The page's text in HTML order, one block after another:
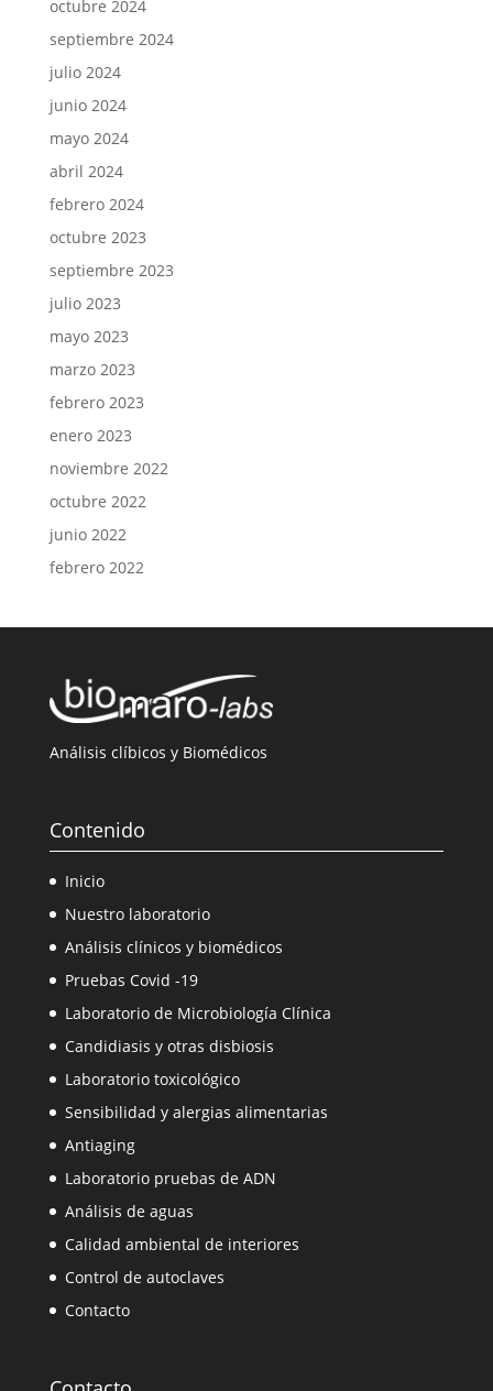
octubre 2024
septiembre 2024
julio 2024
junio 2024
mayo 2024
abril 2024
febrero 2024
octubre 2023
septiembre 2023
julio 2023
mayo 2023
marzo 2023
febrero 2023
enero 2023
noviembre 2022
octubre 2022
junio 2022
febrero 2022
Análisis clíbicos y Biomédicos
Contenido
Inicio
Nuestro laboratorio
Análisis clínicos y biomédicos
Pruebas Covid -19
Laboratorio de Microbiología Clínica
Candidiasis y otras disbiosis
Laboratorio toxicológico
Sensibilidad y alergias alimentarias
Antiaging
Laboratorio pruebas de ADN
Análisis de aguas
Calidad ambiental de interiores
Control de autoclaves
Contacto